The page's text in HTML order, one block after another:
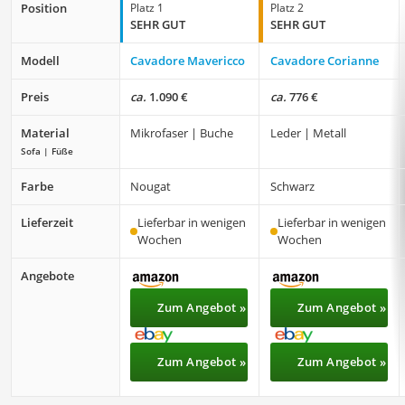
Position Platz 1
SEHR GUT
Platz 2
SEHR GUT
Modell Cavadore Mavericco Cavadore Corianne
Preis ca. 1.090 € ca. 776 €
Material
Sofa | Füße
Mikrofaser | Buche Leder | Metall
Farbe Nougat Schwarz
Lieferzeit
Lieferbar in wenigen
Wochen
Lieferbar in wenigen
Wochen
Angebote
Zum Angebot »
Zum Angebot »
Zum Angebot »
Zum Angebot »